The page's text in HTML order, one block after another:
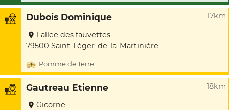
Dubois Dominique 17km
1 allee des fauvettes
79500 Saint-Léger-de-la-Martinière
Pomme de Terre
Gautreau Etienne 18km
Gicorne